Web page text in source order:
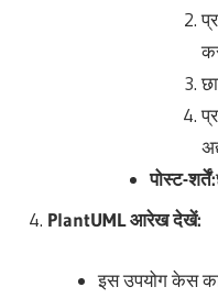
पोस्ट-शर्तें:
PlantUML आरेख देखें:
इस उपयोग केस